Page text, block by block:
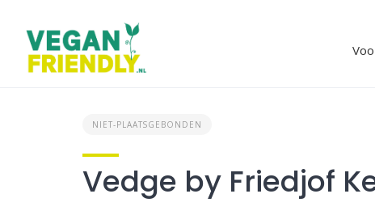
content
NIET-PLAATSGEBONDEN
Vedge by Friedjof